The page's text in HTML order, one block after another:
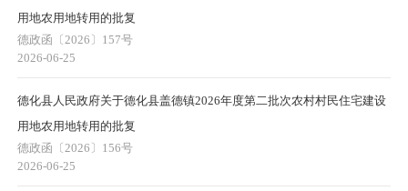
用地农用地转用的批复
德政函〔2026〕157号
2026-06-25
德化县人民政府关于德化县盖德镇2026年度第二批次农村村民住宅建设
用地农用地转用的批复
德政函〔2026〕156号
2026-06-25